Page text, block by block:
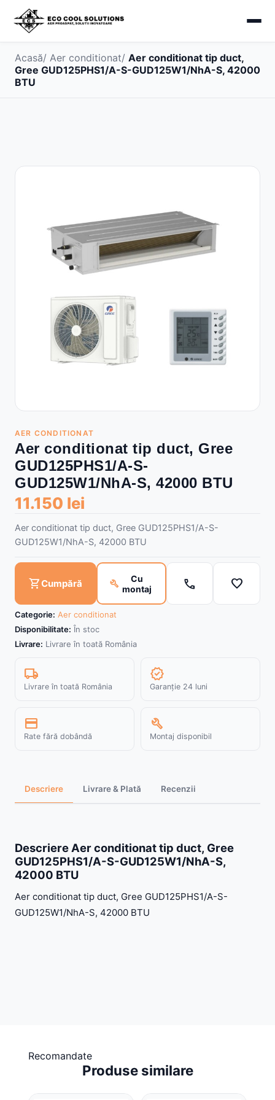
Acasă/ Aer conditionat/ Aer conditionat tip duct,
Gree GUD125PHS1/A-S-GUD125W1/NhA-S, 42000
BTU
AER CONDITIONAT
Aer conditionat tip duct, Gree
GUD125PHS1/A-S-
GUD125W1/NhA-S, 42000 BTU
11.150 lei
Aer conditionat tip duct, Gree GUD125PHS1/A-S-
GUD125W1/NhA-S, 42000 BTU
shopping_cartCumpără build
Cu
montaj
call favorite
Categorie: Aer conditionat
Disponibilitate: În stoc
Livrare: Livrare în toată România
local_shipping
Livrare în toată România
verified
Garanție 24 luni
credit_card
Rate fără dobândă
build
Montaj disponibil
Descriere Livrare & Plată Recenzii
Descriere Aer conditionat tip duct, Gree
GUD125PHS1/A-S-GUD125W1/NhA-S,
42000 BTU
Aer conditionat tip duct, Gree GUD125PHS1/A-S-
GUD125W1/NhA-S, 42000 BTU
Recomandate
Produse similare